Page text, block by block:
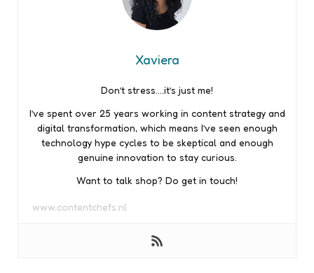
Xaviera
Don’t stress….it’s just me!
I’ve spent over 25 years working in content strategy and
digital transformation, which means I’ve seen enough
technology hype cycles to be skeptical and enough
genuine innovation to stay curious.
Want to talk shop? Do get in touch!
www.contentchefs.nl